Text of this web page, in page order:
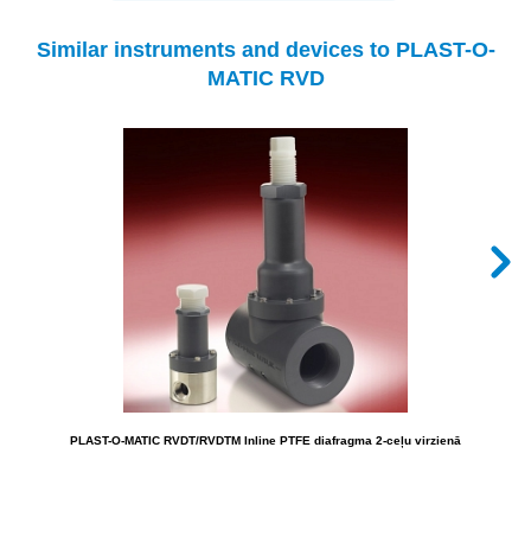
Similar instruments and devices to PLAST-O-
MATIC RVD
PLAST-O-MATIC RVDT/RVDTM Inline PTFE diafragma 2-ceļu virzienā